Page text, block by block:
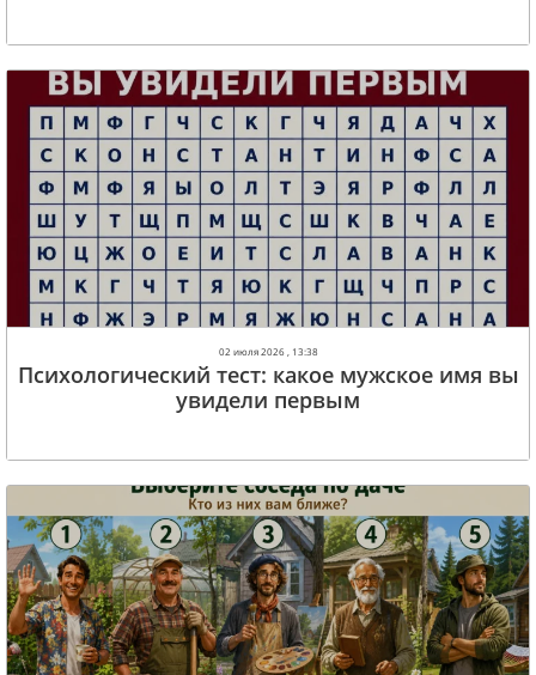
02 июля 2026 , 13:38
Психологический тест: какое мужское имя вы
увидели первым